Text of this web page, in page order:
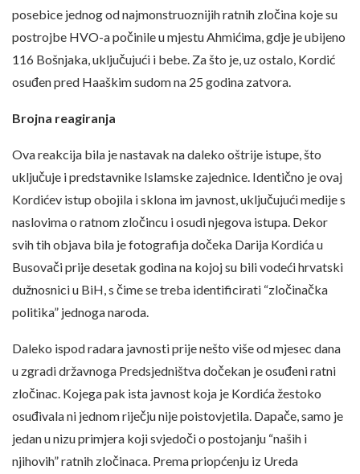
posebice jednog od najmonstruoznijih ratnih zločina koje su
postrojbe HVO-a počinile u mjestu Ahmićima, gdje je ubijeno
116 Bošnjaka, uključujući i bebe. Za što je, uz ostalo, Kordić
osuđen pred Haaškim sudom na 25 godina zatvora.
Brojna reagiranja
Ova reakcija bila je nastavak na daleko oštrije istupe, što
uključuje i predstavnike Islamske zajednice. Identično je ovaj
Kordićev istup obojila i sklona im javnost, uključujući medije s
naslovima o ratnom zločincu i osudi njegova istupa. Dekor
svih tih objava bila je fotografija dočeka Darija Kordića u
Busovači prije desetak godina na kojoj su bili vodeći hrvatski
dužnosnici u BiH, s čime se treba identificirati “zločinačka
politika” jednoga naroda.
Daleko ispod radara javnosti prije nešto više od mjesec dana
u zgradi državnoga Predsjedništva dočekan je osuđeni ratni
zločinac. Kojega pak ista javnost koja je Kordića žestoko
osuđivala ni jednom riječju nije poistovjetila. Dapače, samo je
jedan u nizu primjera koji svjedoči o postojanju “naših i
njihovih” ratnih zločinaca. Prema priopćenju iz Ureda